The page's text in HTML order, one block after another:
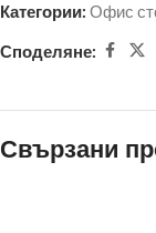
Категории: Офис
Споделяне:
Свързани